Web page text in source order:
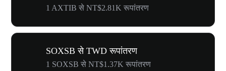
1 AXTIB से NT$2.81K रूपांतरण
SOXSB से TWD रूपांतरण
1 SOXSB से NT$1.37K रूपांतरण